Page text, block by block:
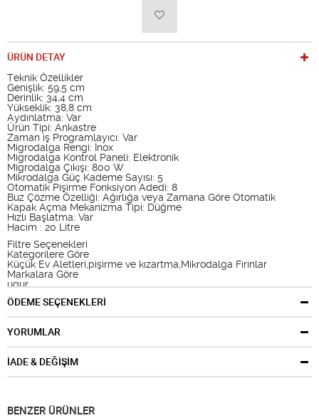
ÜRÜN DETAY
Teknik Özellikler
Genişlik: 59,5 cm
Derinlik: 34,4 cm
Yükseklik: 38,8 cm
Aydınlatma: Var
Ürün Tipi: Ankastre
Zaman iş Programlayıcı: Var
Migrodalga Rengi: İnox
Migrodalga Kontrol Paneli: Elektronik
Migrodalga Çıkışı: 800 W
Mikrodalga Güç Kademe Sayısı: 5
Otomatik Pişirme Fonksiyon Adedi: 8
Buz Çözme Özelliği: Ağırlığa veya Zamana Göre Otomatik
Kapak Açma Mekanizma Tipi: Düğme
Hızlı Başlatma: Var
Hacim : 20 Litre
Filtre Seçenekleri
Kategorilere Göre
Küçük Ev Aletleri,pişirme ve kızartma,Mikrodalga Fırınlar
Markalara Göre
ugur
ÖDEME SEÇENEKLERİ
YORUMLAR
İADE & DEĞİŞİM
BENZER ÜRÜNLER